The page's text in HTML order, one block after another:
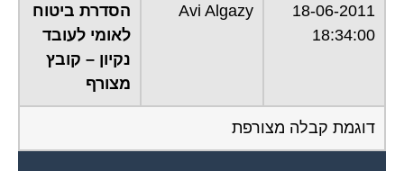
18-06-2011
18:34:00
Avi Algazy
הסדרת ביטוח
לאומי לעובד
נקיון – קובץ
מצורף
דוגמת קבלה מצורפת